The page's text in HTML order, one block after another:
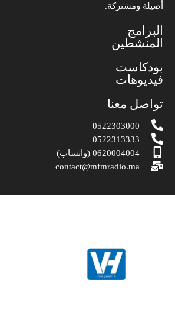
أصيلة ومشتركة.
البرامج
المنشطين
بودكاست
فيديوهات
تواصل معنا
0522303000
0522313333
0620004004 (واتساب)
contact@mfmradio.ma